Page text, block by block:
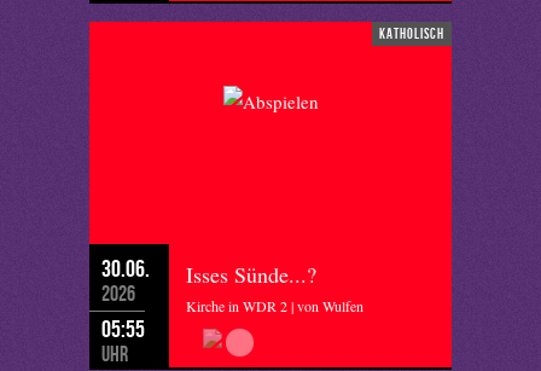
katholisch
30.06.
2026
05:55
Uhr
Isses Sünde...?
Kirche in WDR 2 | von Wulfen